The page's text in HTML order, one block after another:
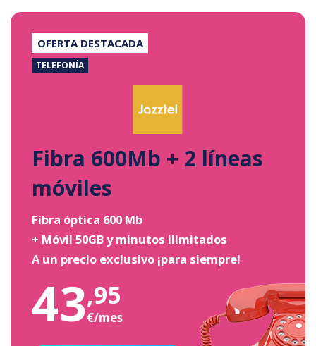
OFERTA DESTACADA
TELEFONÍA
Fibra 600Mb + 2 líneas
móviles
Fibra óptica 600 Mb
+ Móvil 50GB y minutos ilimitados
A un precio exclusivo ¡para siempre!
43,95
€/mes